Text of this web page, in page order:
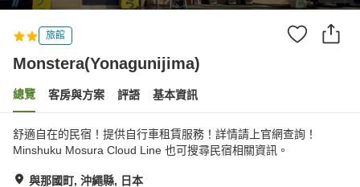
旅館
Monstera(Yonagunijima)
總覽 客房與方案 評語 基本資訊
舒適自在的民宿！提供自行車租賃服務！詳情請上官網查詢！
Minshuku Mosura Cloud Line 也可搜尋民宿相關資訊。
與那國町, 沖繩縣, 日本